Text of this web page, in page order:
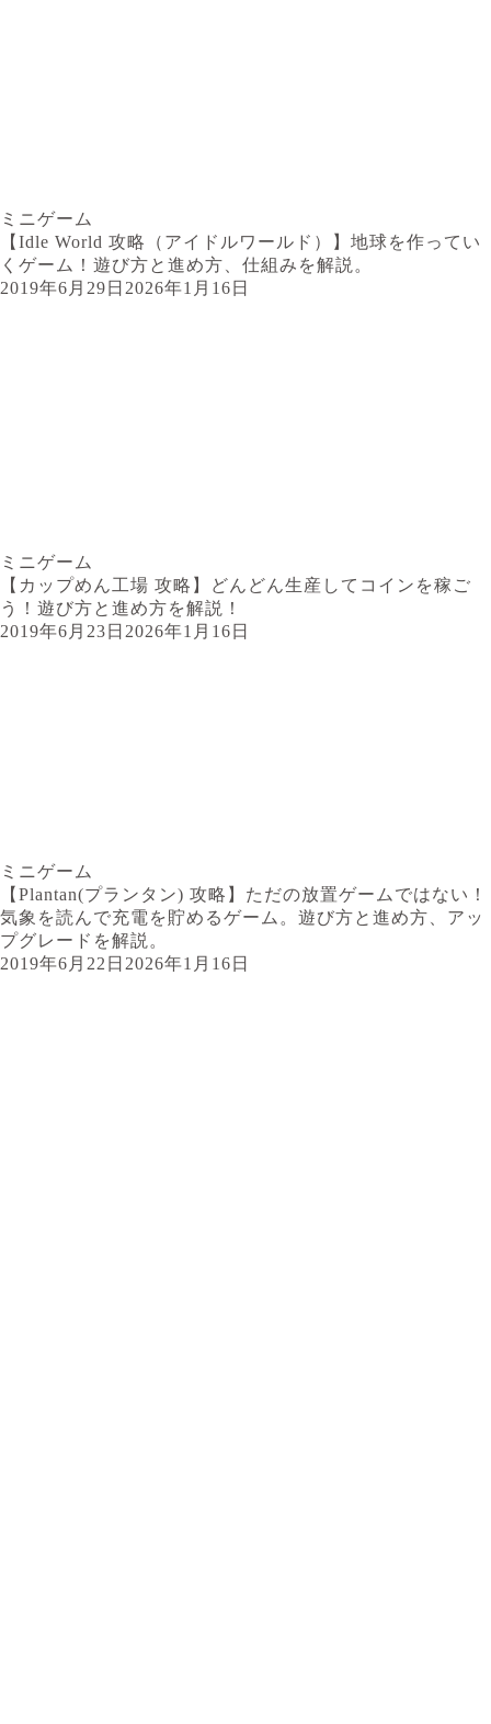
ミニゲーム
【Idle World 攻略（アイドルワールド）】地球を作ってい
くゲーム！遊び方と進め方、仕組みを解説。
2019年6月29日 2026年1月16日
ミニゲーム
【カップめん工場 攻略】どんどん生産してコインを稼ご
う！遊び方と進め方を解説！
2019年6月23日 2026年1月16日
ミニゲーム
【Plantan(プランタン) 攻略】ただの放置ゲームではない！
気象を読んで充電を貯めるゲーム。遊び方と進め方、アッ
プグレードを解説。
2019年6月22日 2026年1月16日